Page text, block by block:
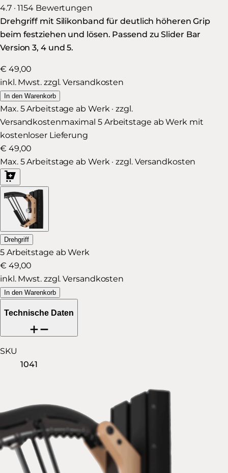
4.7 · 1154 Bewertungen
Drehgriff mit Silikonband für deutlich höheren Grip
beim festziehen und lösen. Passend zu Slider Bar
Version 3, 4 und 5.
€ 49,00
inkl. Mwst. zzgl. Versandkosten
In den Warenkorb
Max. 5 Arbeitstage ab Werk · zzgl.
Versandkostenmaximal 5 Arbeitstage ab Werk mit
kostenloser Lieferung
€ 49,00
Max. 5 Arbeitstage ab Werk · zzgl. Versandkosten
Drehgriff
5 Arbeitstage ab Werk
€ 49,00
inkl. Mwst. zzgl. Versandkosten
In den Warenkorb
Technische Daten
SKU
1041